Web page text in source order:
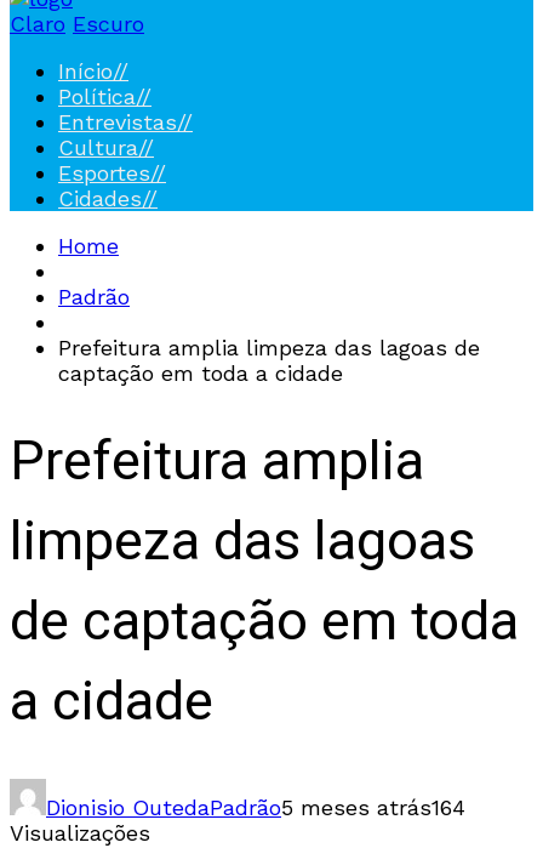
Claro Escuro
Início//
Política//
Entrevistas//
Cultura//
Esportes//
Cidades//
Home
Padrão
Prefeitura amplia limpeza das lagoas de
captação em toda a cidade
Prefeitura amplia
limpeza das lagoas
de captação em toda
a cidade
Dionisio OutedaPadrão5 meses atrás164
Visualizações